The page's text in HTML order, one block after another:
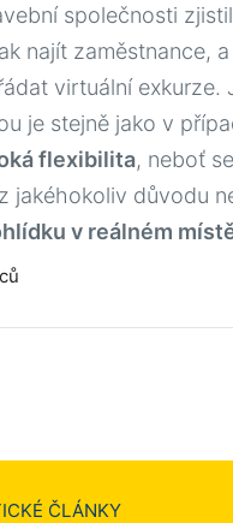
společnosti
najít zaměstnance,
virtuální exkurze.
je stejně jako v
flexibilita, neboť
jakéhokoliv důvodu
v reálném
ČLÁNKY